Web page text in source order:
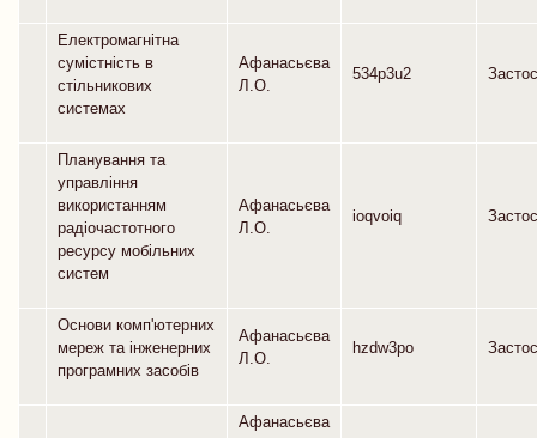
Електромагнітна
сумістність в
стільникових
системах
Афанасьєва
Л.О.
534p3u2
Планування та
управління
використанням
радіочастотного
ресурсу мобільних
систем
Афанасьєва
Л.О.
ioqvoiq
Основи комп'ютерних
мереж та інженерних
програмних засобів
Афанасьєва
Л.О.
hzdw3po
Афанасьєва